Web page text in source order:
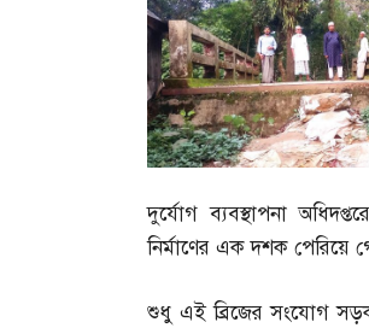
দুর্যোগ ব্যবস্থাপনা
নির্মাণের এক দশক
শুধু এই ব্রিজের সংযোগ